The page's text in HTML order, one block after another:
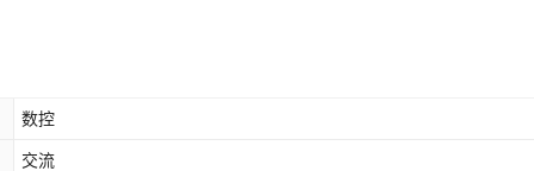
数控
交流